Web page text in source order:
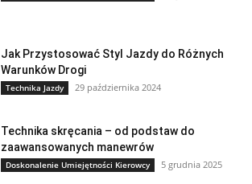
Jak Przystosować Styl Jazdy do Różnych
Warunków Drogi
Technika Jazdy 29 października 2024
Technika skręcania – od podstaw do
zaawansowanych manewrów
Doskonalenie Umiejętności Kierowcy 5 grudnia 2025